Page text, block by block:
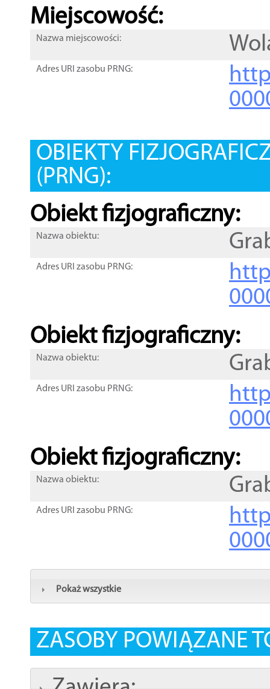
Miejscowość:
Nazwa miejscowości:
Adres URI zasobu PRNG:
OBIEKTY
(PRNG):
Obiekt fizjograficzny:
Nazwa obiektu:
Adres URI zasobu PRNG:
Obiekt fizjograficzny:
Nazwa obiektu:
Adres URI zasobu PRNG:
Obiekt fizjograficzny:
Nazwa obiektu:
Adres URI zasobu PRNG:
Pokaż wszystkie
ZASOBY POWIĄZANE